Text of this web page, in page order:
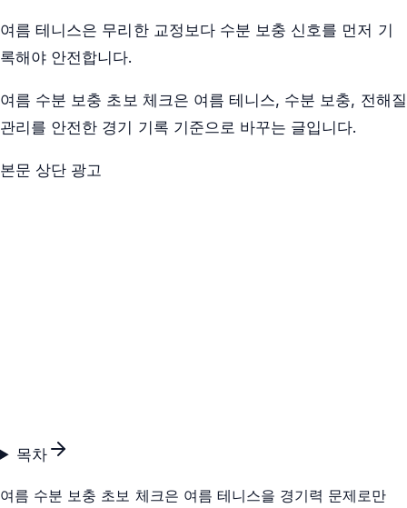
여름 테니스은 무리한 교정보다 수분 보충 신호를 먼저 기
록해야 안전합니다.
여름 수분 보충 초보 체크은 여름 테니스, 수분 보충, 전해질
관리를 안전한 경기 기록 기준으로 바꾸는 글입니다.
본문 상단 광고
목차
여름 수분 보충 초보 체크은 여름 테니스을 경기력 문제로만